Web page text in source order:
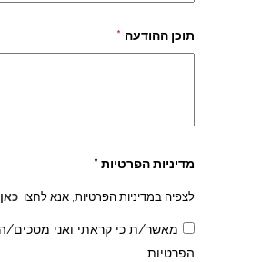
תוכן ההודעה *
מדיניות הפרטיות *
לצפיה במדיניות הפרטיות, אנא לחצו כאן
מאשר/ת כי קראתי ואני מסכים/ה
הפרטיות